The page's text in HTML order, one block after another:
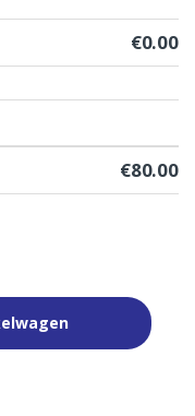
€0.00
€80.00